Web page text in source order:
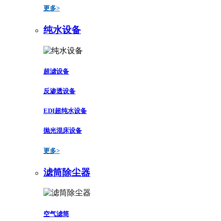
更多>
纯水设备
超滤设备
反渗透设备
EDI超纯水设备
抛光混床设备
更多>
滤筒除尘器
空气滤筒